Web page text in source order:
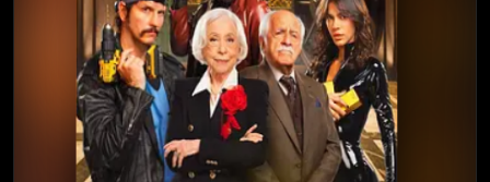
夸克网盘
百度网盘